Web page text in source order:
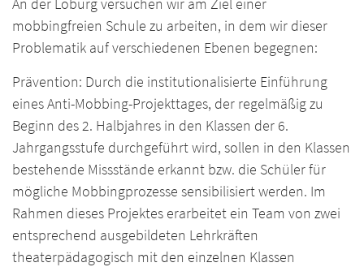
mobbingfreien Schule zu arbeiten, in dem wir dieser
Problematik auf verschiedenen Ebenen begegnen:
Prävention: Durch die institutionalisierte Einführung
eines Anti-Mobbing-Projekttages, der regelmäßig zu
Beginn des 2. Halbjahres in den Klassen der 6.
Jahrgangsstufe durchgeführt wird, sollen in den Klassen
bestehende Missstände erkannt bzw. die Schüler für
mögliche Mobbingprozesse sensibilisiert werden. Im
Rahmen dieses Projektes erarbeitet ein Team von zwei
entsprechend ausgebildeten Lehrkräften
theaterpädagogisch mit den einzelnen Klassen